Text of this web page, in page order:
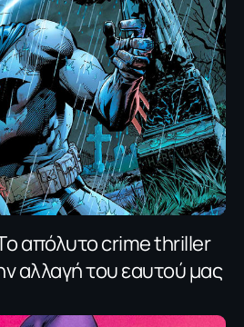
απόλυτο crime thriller
αλλαγή του εαυτού μας